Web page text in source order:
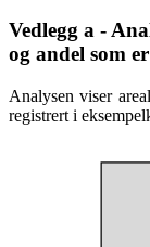
Vedlegg a -
og andel som
Analysen viser
registrert i